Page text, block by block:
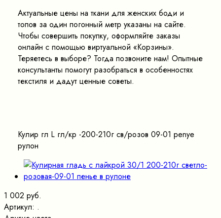
Актуальные цены на ткани для женских боди и
топов за один погонный метр указаны на сайте.
Чтобы совершить покупку, оформляйте заказы
онлайн с помощью виртуальной «Корзины».
Теряетесь в выборе? Тогда позвоните нам! Опытные
консультанты помогут разобраться в особенностях
текстиля и дадут ценные советы.
Кулир гл L гл/кр -200-210г св/розов 09-01 penye
рулон
1 002 руб.
Артикул: .